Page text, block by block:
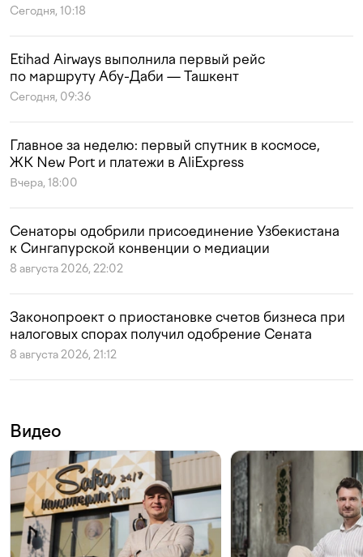
Сегодня, 10:18
Etihad Airways выполнила первый рейс
по маршруту Абу-Даби — Ташкент
Сегодня, 09:36
Главное за неделю: первый спутник в космосе,
ЖК New Port и платежи в AliExpress
Вчера, 18:00
Сенаторы одобрили присоединение Узбекистана
к Сингапурской конвенции о медиации
8 августа 2026, 22:02
Законопроект о приостановке счетов бизнеса при
налоговых спорах получил одобрение Сената
8 августа 2026, 21:12
Видео